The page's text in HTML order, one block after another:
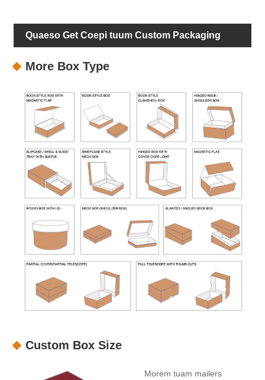
Quaeso Get Coepi tuum Custom Packaging
More Box Type
Custom Box Size
Morem tuam mailers